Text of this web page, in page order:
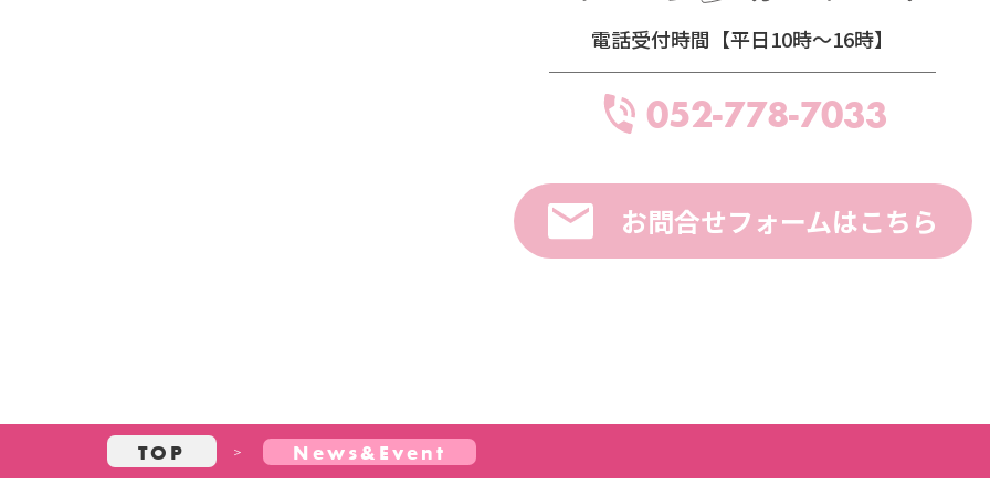
電話受付時間【平日10時～16時】
052-778-7033
お問合せフォームはこちら
TOP News&Event